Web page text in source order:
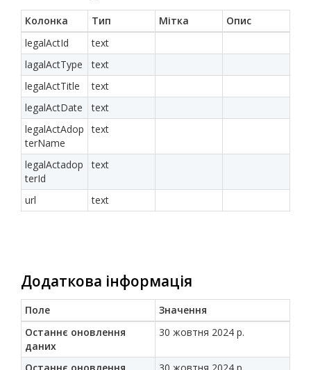
Колонка Тип Мітка
Опис
legalActId
text
lagalActType
text
legalActTitle
text
legalActDate
text
legalActAdop
terName
text
legalActadop
terId
text
url text
Додаткова інформація
Поле
Значення
Останнє оновлення
даних
30 жовтня 2024 р.